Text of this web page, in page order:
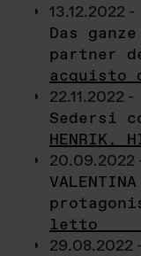
13.12.2022 -
Das
partner
acquisto
22.11.2022 -
Sedersi
HENRIK,
20.09.2022
letto
29.08.2022 -